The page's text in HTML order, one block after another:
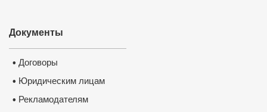
Документы
• Договоры
• Юридическим лицам
• Рекламодателям